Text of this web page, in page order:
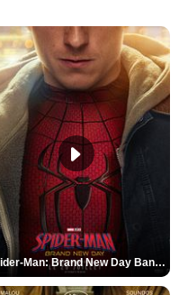
Spider-Man: Brand New Day Bande-annonce VO STFR